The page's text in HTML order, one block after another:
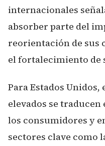
internacionales
absorber parte del
reorientación de sus
el fortalecimiento de
Para Estados
elevados se
los consumidores y
sectores clave como